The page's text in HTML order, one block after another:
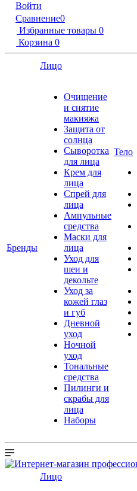
Войти
Сравнение0
Избранные товары 0
Корзина 0
Бренды
Лицо
Очищение
и снятие
макияжа
Защита от
солнца
Сыворотка
для лица
Крем для
лица
Спрей для
лица
Ампульные
средства
Маски для
лица
Уход для
шеи и
декольте
Уход за
кожей глаз
и губ
Дневной
уход
Ночной
уход
Тональные
средства
Пилинги и
скрабы для
лица
Наборы
Тело
Лицо